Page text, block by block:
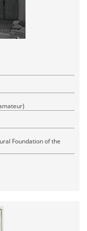
Foundation of the